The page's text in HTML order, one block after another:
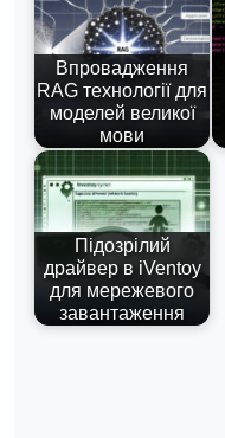
Впровадження
RAG технології для
моделей великої
мови
Підозрілий
драйвер в iVentoy
для мережевого
завантаження